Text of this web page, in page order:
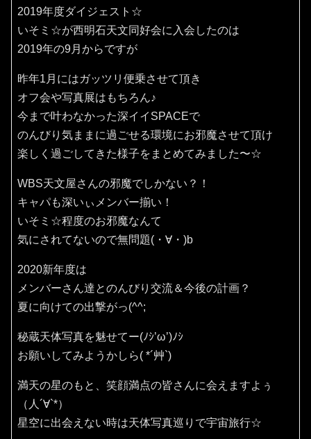
2019年度ダイジェスト☆
いそミ☆が西明石天文同好会に入会したのは
2019年の9月からですが
昨年1月にはガッツリ便乗させて頂き
オフ会や写真展はもちろん♪
今まで叶わなかった深イイSPACEで
のんびり気ままに過ごせる環境にお邪魔させて頂け
楽しく過ごしてきた様子をまとめてみました〜☆
WBS天文屋さんの邪魔でしかない？！
キャパも深いぃメンバー揃い！
いそミ☆程度のお邪魔なんて
気にされてないので無問題(・∀・)b
2020新年度は
メンバーさん達とのんびり交流＆今後の計画？
夏に向けての出撃がっ(^^;
秘蔵天体写真を魅せてー(ﾉｼ’ω’)ﾉｼ
お願いしてみようかしら( *´艸`)
満天の星のもと、笑顔満点の皆さんに会えますよぅ
（人´∀`*）
星空に出会えない時は天体写真巡りで宇宙旅行☆